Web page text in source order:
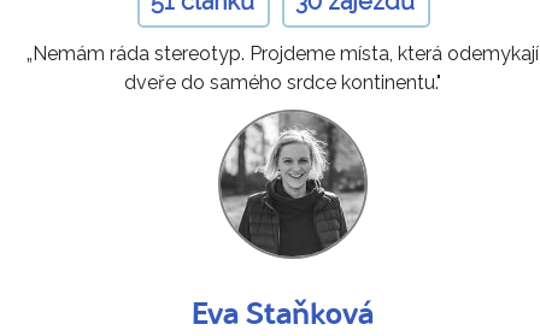
„Nemám ráda stereotyp. Projdeme místa, která odemykají
dveře do samého srdce kontinentu."
Eva Staňková